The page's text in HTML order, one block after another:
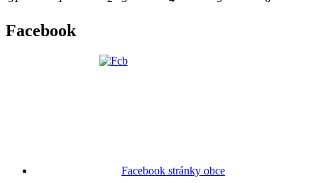
Facebook
Facebook stránky obce